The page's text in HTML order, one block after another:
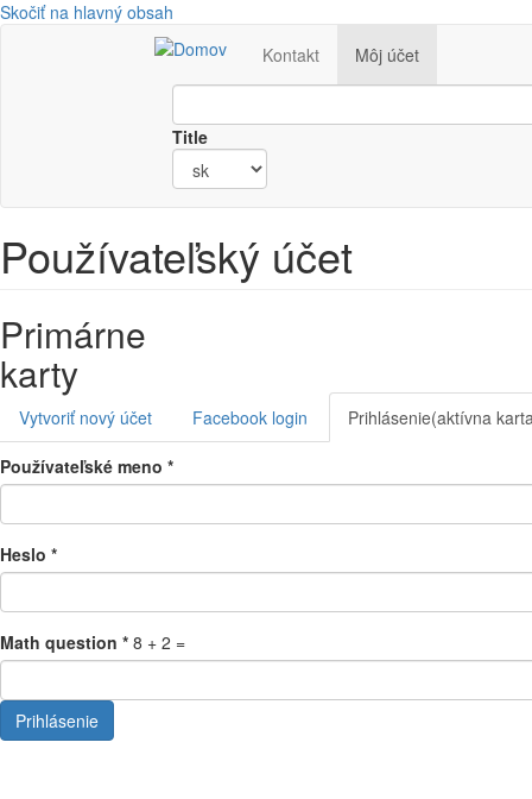
Skočiť na hlavný obsah
Kontakt
Môj účet
Title
Používateľský účet
Primárne
karty
Vytvoriť nový účet Facebook login Prihlásenie(aktívna
Používateľské meno *
Heslo *
Math question * 8 + 2 =
Prihlásenie